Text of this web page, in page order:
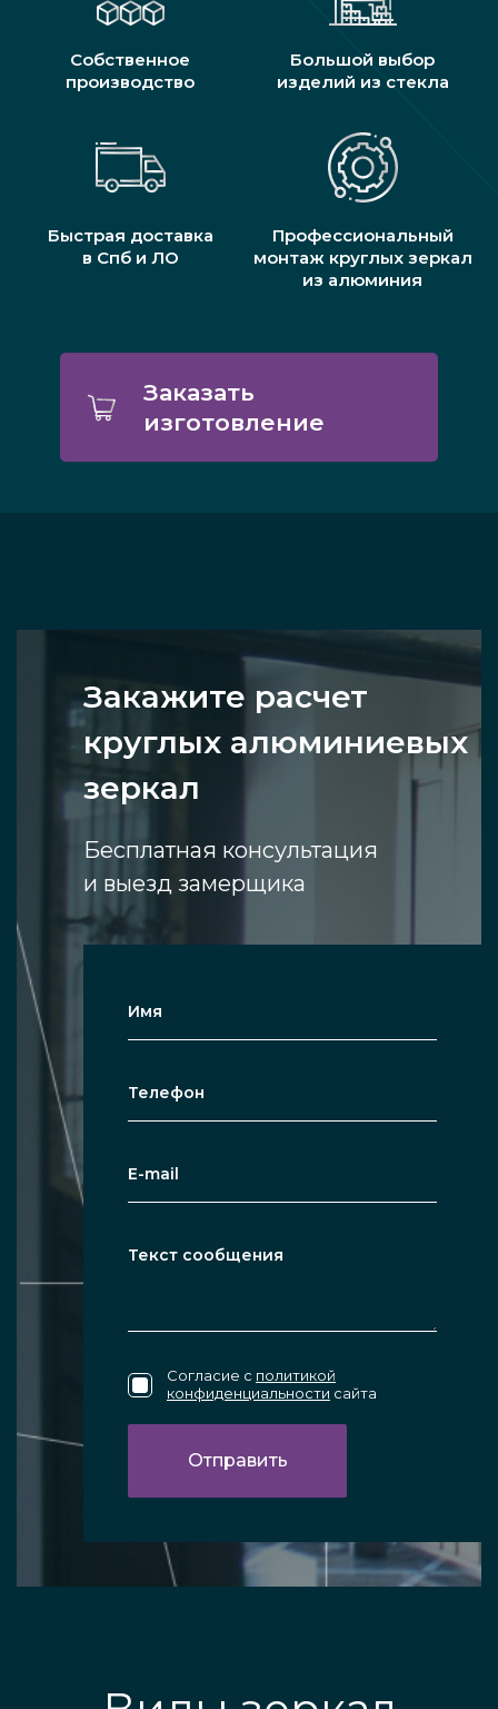
Собственное
производство
Большой выбор
изделий из стекла
Быстрая доставка
в Спб и ЛО
Профессиональный
монтаж круглых зеркал
из алюминия
Заказать
изготовление
Закажите расчет
круглых алюминиевых
зеркал
Бесплатная консультация
и выезд замерщика
Согласие с политикой
конфиденциальности сайта